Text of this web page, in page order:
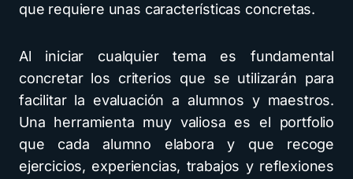
que requiere unas características concretas.
Al iniciar cualquier tema es fundamental
concretar los criterios que se utilizarán para
facilitar la evaluación a alumnos y maestros.
Una herramienta muy valiosa es el portfolio
que cada alumno elabora y que recoge
ejercicios, experiencias, trabajos y reflexiones